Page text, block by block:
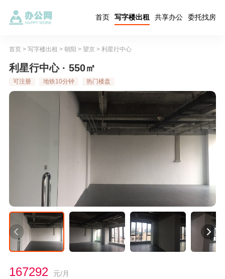
首页 写字楼出租 共享办公 委托找房
首页> 写字楼出租 > 朝阳 > 望京> 利星行中心
利星行中心 · 550㎡
可注册 地铁10分钟 热门楼盘
167292 元/月